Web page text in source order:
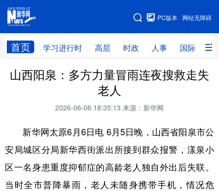
网站无障碍
PC版本
首页 学习进行时 高层 时政 人事 国际 财
网站地图
学习进行时 高层 时政 人事
全球连线
科技 科创 量子 体育
文化 书画 健康 军事
山西阳泉：多方力量冒雨连夜搜救走失
老人
2026-06-06 18:35:13 来源：新华网
新华网太原6月6日电 6月5日晚，山西省阳泉市公
安局城区分局新华西街派出所接到群众报警，漾泉小
区一名身患重度抑郁症的高龄老人独自外出后失联。
当时全市普降暴雨，老人未随身携带手机，情况危